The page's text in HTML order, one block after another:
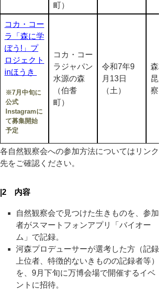
町）
コカ・コー
ラ「森に学
ぼう!」プ
ロジェクト
inほうき
※7月中旬に
公式
Instagramに
て募集開始
予定
コカ・コー
ラジャパン
水源の森
（伯耆
町）
令和7年9
月13日
（土）
察
各自然観察会への参加方法についてはリンク
先をご確認ください。
|2 内容
自然観察会で見つけた生きものを、参加
者がスマートフォンアプリ「バイオー
ム」で記録。
河森プロデューサーが選考した方（記録
上位者、特徴的ないきものの記録者等）
を、9月下旬に万博会場で開催するイベ
ントに招待。